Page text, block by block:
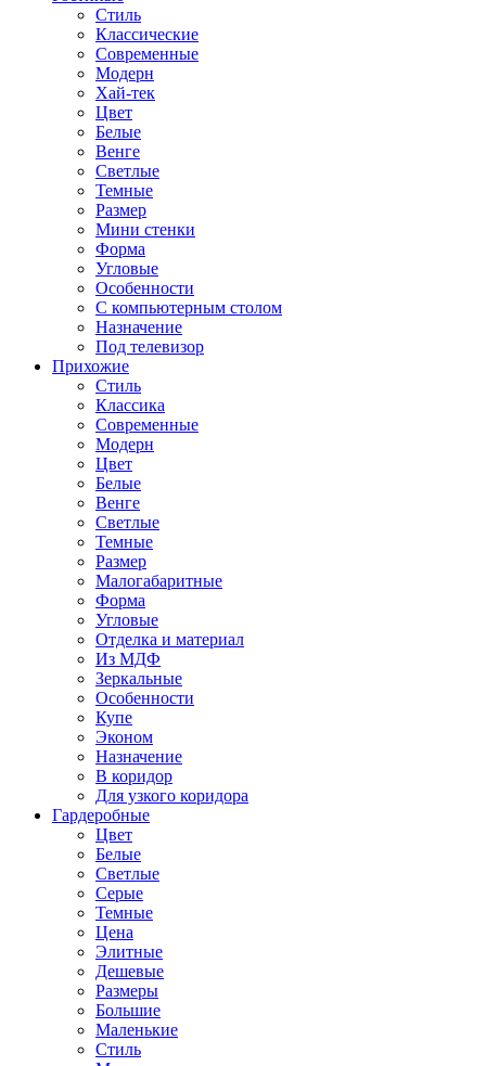
Стиль
Классические
Современные
Модерн
Хай-тек
Цвет
Белые
Венге
Светлые
Темные
Размер
Мини стенки
Форма
Угловые
Особенности
С компьютерным столом
Назначение
Под телевизор
Прихожие
Стиль
Классика
Современные
Модерн
Цвет
Белые
Венге
Светлые
Темные
Размер
Малогабаритные
Форма
Угловые
Отделка и материал
Из МДФ
Зеркальные
Особенности
Купе
Эконом
Назначение
В коридор
Для узкого коридора
Гардеробные
Цвет
Белые
Светлые
Серые
Темные
Цена
Элитные
Дешевые
Размеры
Большие
Маленькие
Стиль